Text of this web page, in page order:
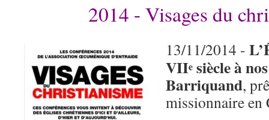
2014 - Visages du
13/11/2014 -
VIIe siècle à
Barriquand,
missionnaire en